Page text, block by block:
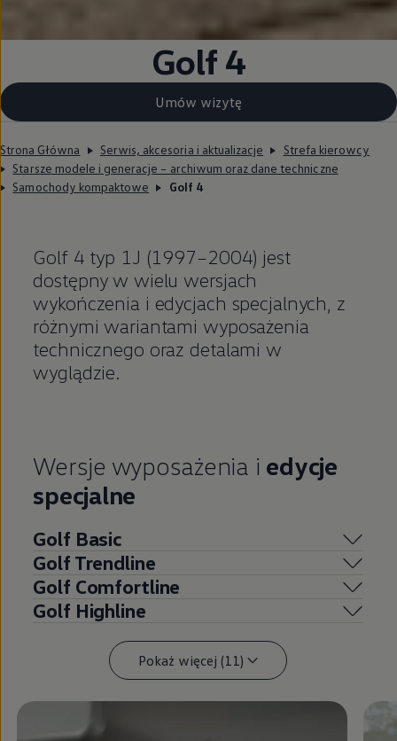
Golf 4
Umów wizytę
Strona Główna Serwis, akcesoria i aktualizacje
Strefa kierowcy
Starsze modele i generacje – archiwum oraz dane techniczne
Samochody kompaktowe
Golf 4
Golf 4 typ 1J (1997–2004) jest
dostępny w wielu wersjach
wykończenia i edycjach specjalnych, z
różnymi wariantami wyposażenia
technicznego oraz detalami w
wyglądzie.
Wersje wyposażenia i edycje
specjalne
Golf Basic
Golf Trendline
Golf Comfortline
Golf Highline
Pokaż więcej (11)
Zamknij widok pełnoekranowy